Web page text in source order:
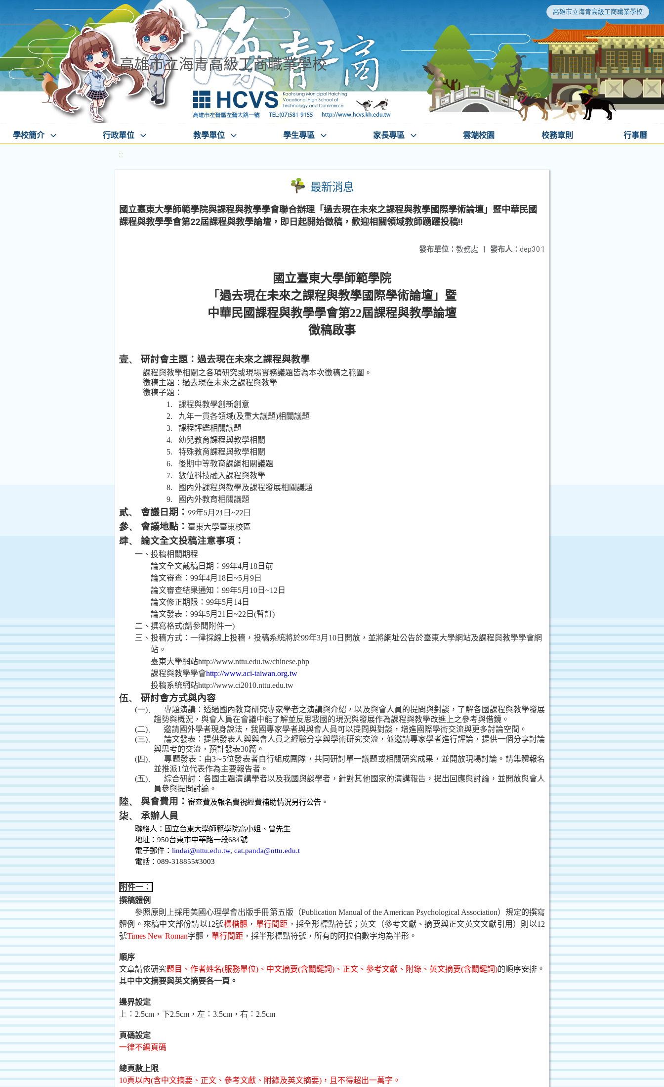
高雄市立海青高級工商職業學校
高雄市立海青高級工商職業學校
學校簡介 行政單位 教學單位 學生專區 家長專區 雲端校園 校務章則 行事曆
:::
最新消息
國立臺東大學師範學院與課程與教學學會聯合辦理「過去現在未來之課程與教學國際學術論壇」暨中華民國
課程與教學學會第22屆課程與教學論壇，即日起開始徵稿，歡迎相關領域教師踴躍投稿!!
發布人： dep301
發布單位： 教務處 |
國立臺東大學師範學院
「過去現在未來之課程與教學國際學術論壇」暨
中華民國課程與教學學會第22屆課程與教學論壇
徵稿啟事
壹、 研討會主題：過去現在未來之課程與教學
課程與教學相關之各項研究或現場實務議題皆為本次徵稿之範圍。
徵稿主題：過去現在未來之課程與教學
徵稿子題：
1.
課程與教學創新創意
2.
九年一貫各領域(及重大議題)相關議題
3.
課程評鑑相關議題
4.
幼兒教育課程與教學相關
5.
特殊教育課程與教學相關
6.
後期中等教育課綱相關議題
7.
數位科技融入課程與教學
8.
國內外課程與教學及課程發展相關議題
9.
國內外教育相關議題
貳、 會議日期： 99年5月 21 日 ~22 日
參、 會議地點： 臺東大學臺東校區
肆、 論文全文投稿注意事項：
一、投稿相關期程
論文全文截稿日期： 99年4月 18 日前
論文審查： 99年4月 18 日 ~5月 9日
論文審查結果通知： 99年5月 10 日 ~12 日
論文修正期限： 99年5月 14 日
論文發表： 99年5月 21 日 ~22 日 (暫訂)
二、撰寫格式(請參閱附件一)
三、投稿方式：一律採線上投稿，投稿系統將於99年3月 10 日開放，並將網址公告於臺東大學網站及課程與教學學會網
站。
臺東大學網站http://www.nttu.edu.tw/chinese.php
課程與教學學會http://www.aci-taiwan.org.tw
投稿系統網站http://www.ci2010.nttu.edu.tw
伍、 研討會方式與內容
(一)、
專題演講：透過國內教育研究專家學者之演講與介紹，以及與會人員的提問與對談，了解各國課程與教學發展
趨勢與概況，與會人員在會議中能了解並反思我國的現況與發展作為課程與教學改進上之參考與借鏡。
(二)、
邀請國外學者現身說法，我國專家學者與與會人員可以提問與對談，增進國際學術交流與更多討論空間。
(三)、
論文發表：提供發表人與與會人員之經驗分享與學術研究交流，並邀請專家學者進行評論，提供一個分享討論
與思考的交流，預計發表30篇。
(四)、
專題發表： 由3∼5位發表者自行組成團隊，共同研討單一議題或相關研究成果，並開放現場討論。請集體報名
並推派1位代表作為主要報告者。
(五)、
綜合研討：各國主題演講學者以及我國與談學者，針對其他國家的演講報告，提出回應與討論，並開放與會人
員參與提問討論。
陸、 與會費用： 審查費及報名費視經費補助情況另行公告。
柒、 承辦人員
聯絡人：國立台東大學師範學院高小姐、 曾先生
地址： 950台東市中華路一段684號
電子郵件： lindai@nttu.edu.tw, cat.panda@nttu.edu.t
電話： 089-318855#3003
附件一：
撰稿體例
參照原則上採用美國心理學會出版手冊第五版（Publication Manual of the American Psychological Association）規定的撰寫
體例。來稿中文部份請以12號標楷體 ， 單行間距 ，採全形標點符號；英文（參考文獻、摘要與正文英文文獻引用）則以12
號Times New Roman字體， 單行間距 ，採半形標點符號，所有的阿拉伯數字均為半形。
順序
文章請依研究題目、作者姓名(服務單位) 、中文摘要(含關鍵詞) 、正文、參考文獻、附錄、英文摘要(含關鍵詞)的順序安排。
其中中文摘要與英文摘要各一頁。
邊界設定
上： 2.5cm ，下2.5cm ，左： 3.5cm ，右： 2.5cm
頁碼設定
一律不編頁碼
總頁數上限
10頁以內(含中文摘要、正文、參考文獻、附錄及英文摘要) ，且不得超出一萬字。